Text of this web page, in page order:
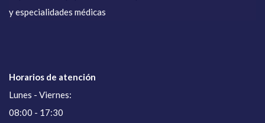
y especialidades médicas
Horarios de atención
Lunes - Viernes:
08:00 - 17:30